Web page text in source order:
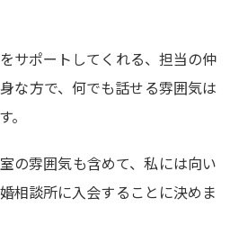
サポートしてくれる、担当の仲
な方で、何でも話せる雰囲気は
の雰囲気も含めて、私には向い
相談所に入会することに決めま